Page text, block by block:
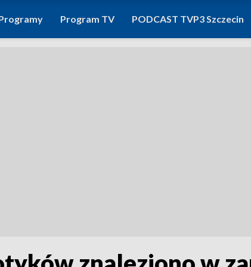
Program TV PODCAST TVP3 Szczecin